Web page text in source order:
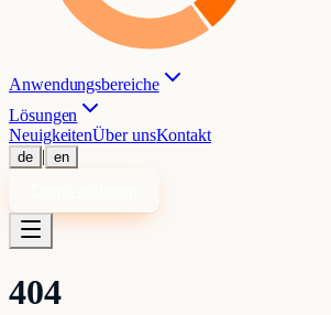
Anwendungsbereiche
Lösungen
NeuigkeitenÜber unsKontakt
de | en
404